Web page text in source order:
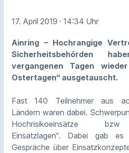
17. April 2019 · 14:34 Uhr
Ainring – Hochrangige
Sicherheitsbehörden
vergangenen Tagen
Ostertagen“ ausgetauscht.
Fast 140 Teilnehmer aus
Ländern waren dabei.
Hochrisikoeinsätze bzw
Einsatzlagen“. Dabei gab
Gespräche über